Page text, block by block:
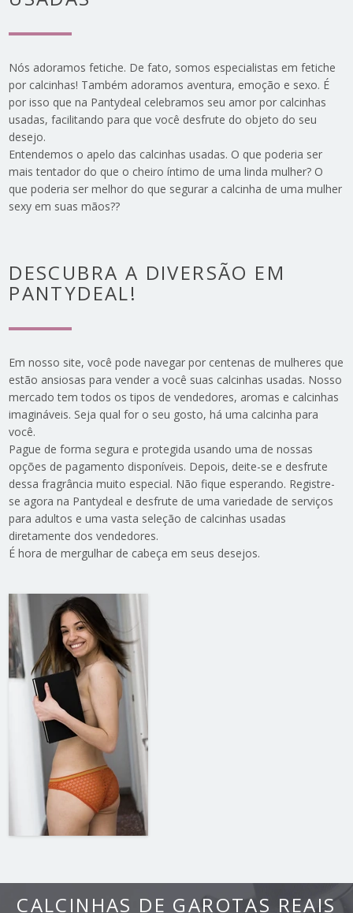
Nós adoramos fetiche. De fato, somos especialistas em fetiche
por calcinhas! Também adoramos aventura, emoção e sexo. É
por isso que na Pantydeal celebramos seu amor por calcinhas
usadas, facilitando para que você desfrute do objeto do seu
desejo.
Entendemos o apelo das calcinhas usadas. O que poderia ser
mais tentador do que o cheiro íntimo de uma linda mulher? O
que poderia ser melhor do que segurar a calcinha de uma mulher
sexy em suas mãos??
DESCUBRA A DIVERSÃO EM
PANTYDEAL!
Em nosso site, você pode navegar por centenas de mulheres que
estão ansiosas para vender a você suas calcinhas usadas. Nosso
mercado tem todos os tipos de vendedores, aromas e calcinhas
imagináveis. Seja qual for o seu gosto, há uma calcinha para
você.
Pague de forma segura e protegida usando uma de nossas
opções de pagamento disponíveis. Depois, deite-se e desfrute
dessa fragrância muito especial. Não fique esperando. Registre-
se agora na Pantydeal e desfrute de uma variedade de serviços
para adultos e uma vasta seleção de calcinhas usadas
diretamente dos vendedores.
É hora de mergulhar de cabeça em seus desejos.
CALCINHAS DE GAROTAS REAIS